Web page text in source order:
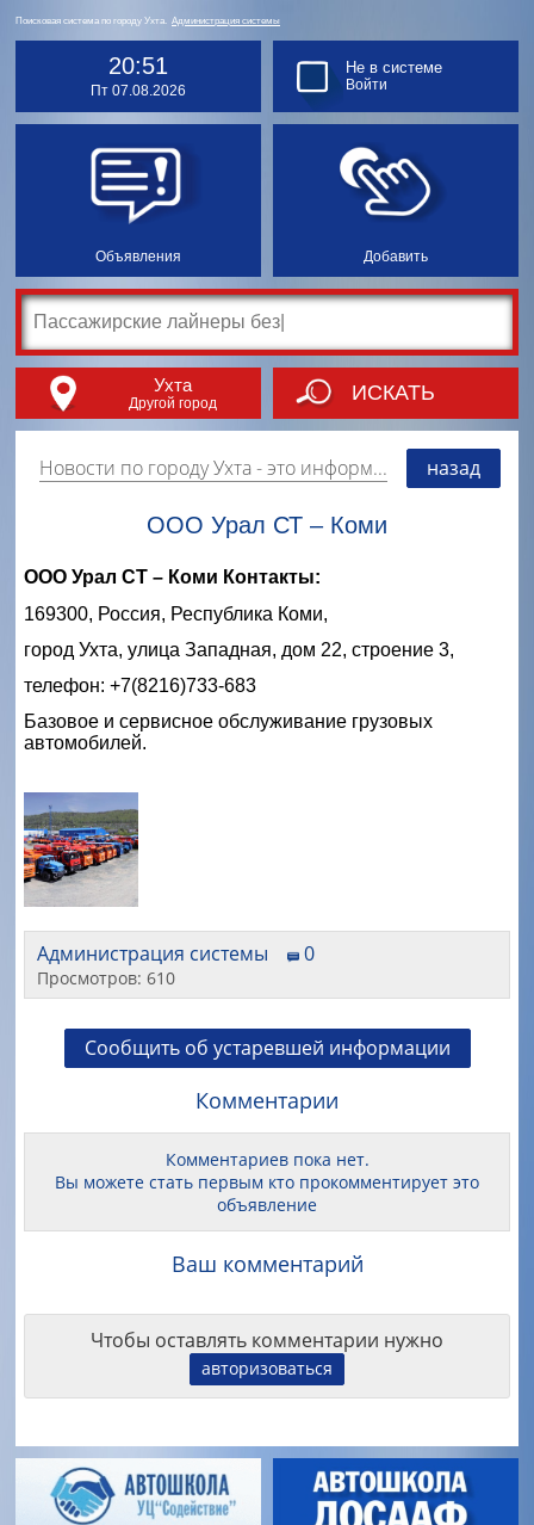
Поисковая система по городу Ухта. Администрация системы
20:51
Пт 07.08.2026
Объявления Добавить
Не в системе
Войти
Ухта
Другой город ИСКАТЬ
Новости по городу Ухта- это информация о событиях, мероприятиях и торгово-коммерческой деятельности города. Страницу наполняют платные и бесплатные объявления, имеющие функцию "поднятия вверх списка". назад
ООО Урал СТ – Коми
ООО Урал СТ – Коми Контакты:
169300, Россия, Республика Коми,
город Ухта, улица Западная, дом 22, строение 3,
телефон: +7(8216)733-683
Базовое и сервисное обслуживание грузовых
автомобилей.
Администрация системы 0
Просмотров: 610
Сообщить об устаревшей информации
Комментарии
Комментариев пока нет.
Вы можете стать первым кто прокомментирует это
объявление
Ваш комментарий
Чтобы оставлять комментарии нужно
авторизоваться